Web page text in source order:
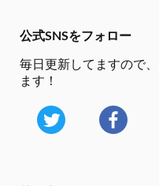
公式SNSをフォロー
毎日更新してますので、
ます！